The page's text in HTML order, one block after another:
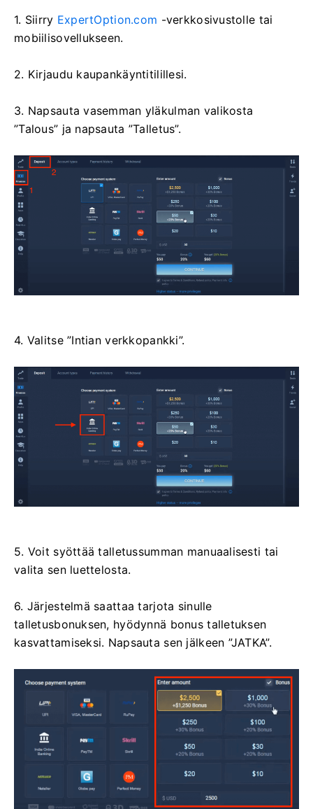
1. Siirry ExpertOption.com -verkkosivustolle tai
mobiilisovellukseen.
2. Kirjaudu kaupankäyntitilillesi.
3. Napsauta vasemman yläkulman valikosta
”Talous” ja napsauta ”Talletus”.
4. Valitse ”Intian verkkopankki”.
5. Voit syöttää talletussumman manuaalisesti tai
valita sen luettelosta.
6. Järjestelmä saattaa tarjota sinulle
talletusbonuksen, hyödynnä bonus talletuksen
kasvattamiseksi. Napsauta sen jälkeen ”JATKA”.